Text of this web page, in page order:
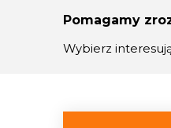
Pomagamy
Wybierz